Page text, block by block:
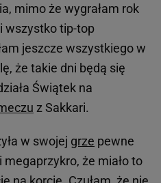
mimo że wygrałam rok
wszystko tip-top
jeszcze wszystkiego w
że takie dni będą się
Świątek na
z Sakkari.
w swojej grze pewne
że miało to